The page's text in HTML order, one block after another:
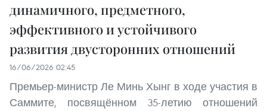
динамичного, предметного,
эффективного и устойчивого
развития двусторонних отношений
16/06/2026 02:45
Премьер-министр Ле Минь Хынг в ходе участия в
Саммите, посвящённом 35-летию отношений